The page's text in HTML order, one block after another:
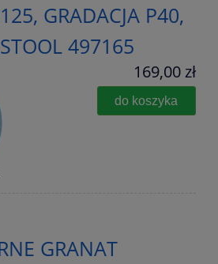
GRADACJA P40,
497165
169,00 zł
do koszyka
GRANAT